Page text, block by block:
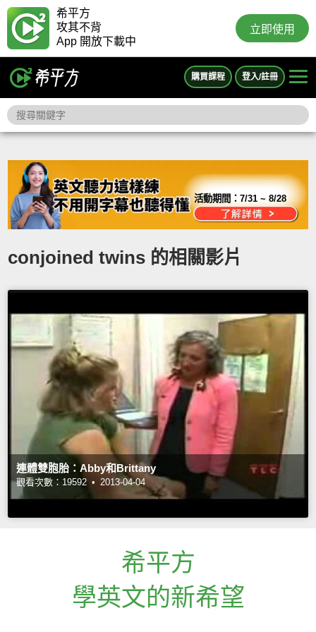
希平方
攻其不背
App 開放下載中
立即使用
購買課程 登入/註冊
活動期間：7/31 ~ 8/28
conjoined twins 的相關影片
連體雙胞胎：Abby和Brittany
觀看次數：19592 • 2013-04-04
希平方
學英文的新希望